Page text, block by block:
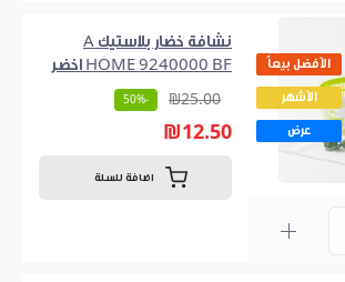
الأفضل بيعاً
الأشهر
عرض
نشافة خضار بلاستيك A
HOME 9240000 BF اخضر
₪25.00
-50%
₪12.50
اضافة للسلة